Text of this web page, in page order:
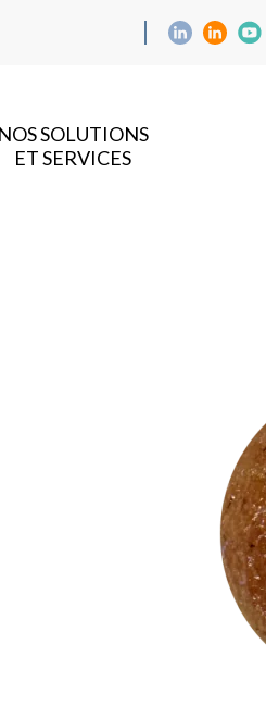
NOS SOLUTIONS
ET SERVICES